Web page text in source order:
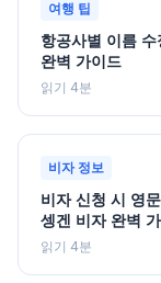
여행 팁
항공사별 이름
완벽 가이드
읽기 4분
비자 정보
비자 신청 시 영
셍겐 비자 완벽
읽기 4분